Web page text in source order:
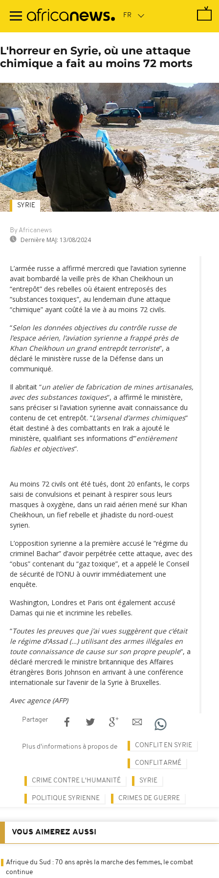
contenu
L'horreur en Syrie, où une attaque
chimique a fait au moins 72 morts
By Africanews
Dernière MAJ: 13/08/2024
SYRIE
L’armée russe a affirmé mercredi que l’aviation syrienne
avait bombardé la veille près de Khan Cheikhoun un
“entrepôt” des rebelles où étaient entreposés des
“substances toxiques”, au lendemain d’une attaque
“chimique” ayant coûté la vie à au moins 72 civils.
“Selon les données objectives du contrôle russe de
l’espace aérien, l’aviation syrienne a frappé près de
Khan Cheikhoun un grand entrepôt terroriste“, a
déclaré le ministère russe de la Défense dans un
communiqué.
Il abritait “un atelier de fabrication de mines artisanales,
avec des substances toxiques“, a affirmé le ministère,
sans préciser si l’aviation syrienne avait connaissance du
contenu de cet entrepôt. “L’arsenal d’armes chimiques“
était destiné à des combattants en Irak a ajouté le
ministère, qualifiant ses informations d’”entièrement
fiables et objectives“.
Au moins 72 civils ont été tués, dont 20 enfants, le corps
saisi de convulsions et peinant à respirer sous leurs
masques à oxygène, dans un raid aérien mené sur Khan
Cheikhoun, un fief rebelle et jihadiste du nord-ouest
syrien.
L’opposition syrienne a la première accusé le “régime du
criminel Bachar” d’avoir perpétrée cette attaque, avec des
“obus” contenant du “gaz toxique”, et a appelé le Conseil
de sécurité de l’ONU à ouvrir immédiatement une
enquête.
Washington, Londres et Paris ont également accusé
Damas qui nie et incrimine les rebelles.
“Toutes les preuves que j’ai vues suggèrent que c‘était
le régime d’Assad (…) utilisant des armes illégales en
toute connaissance de cause sur son propre peuple“, a
déclaré mercredi le ministre britannique des Affaires
étrangères Boris Johnson en arrivant à une conférence
internationale sur l’avenir de la Syrie à Bruxelles.
Avec agence (AFP)
Partager
Plus d'informations à propos de CONFLIT EN SYRIE
CONFLIT ARMÉ
CRIME CONTRE L'HUMANITÉ SYRIE
POLITIQUE SYRIENNE CRIMES DE GUERRE
VOUS AIMEREZ AUSSI
Afrique du Sud : 70 ans après la marche des femmes, le combat
continue